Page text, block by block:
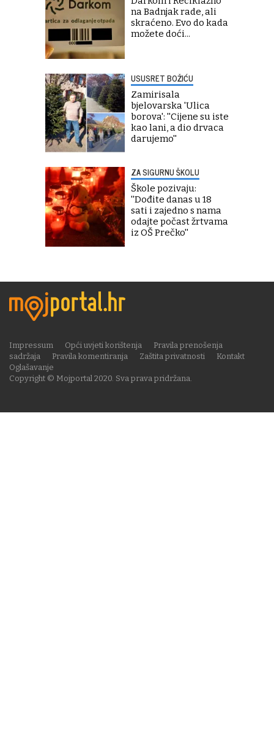
na Badnjak rade, ali
skraćeno. Evo do kada
možete doći...
USUSRET BOŽIĆU
Zamirisala
bjelovarska 'Ulica
borova': ''Cijene su iste
kao lani, a dio drvaca
darujemo''
ZA SIGURNU ŠKOLU
Škole pozivaju:
''Dođite danas u 18
sati i zajedno s nama
odajte počast žrtvama
iz OŠ Prečko''
Copyright © Mojportal 2020. Sva prava pridržana.
Impressum Opći uvjeti korištenja
Pravila prenošenja
sadržaja
Pravila komentiranja Zaštita privatnosti
Kontakt
Oglašavanje